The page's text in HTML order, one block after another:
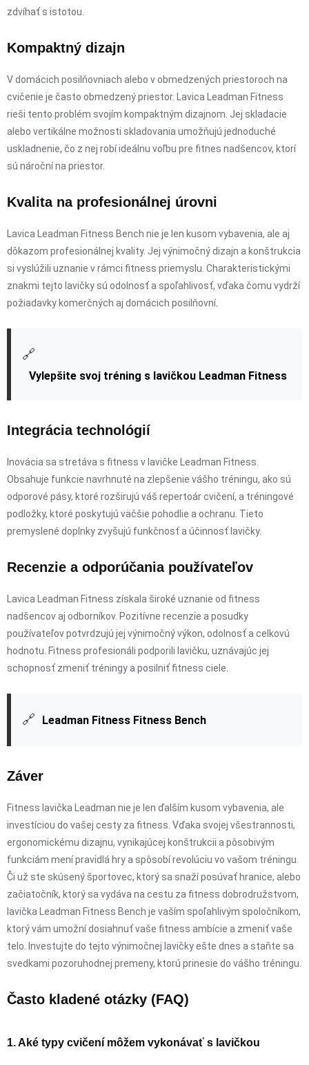
zdvíhať s istotou.
Kompaktný dizajn
V domácich posilňovniach alebo v obmedzených priestoroch na
cvičenie je často obmedzený priestor. Lavica Leadman Fitness
rieši tento problém svojím kompaktným dizajnom. Jej skladacie
alebo vertikálne možnosti skladovania umožňujú jednoduché
uskladnenie, čo z nej robí ideálnu voľbu pre fitnes nadšencov, ktorí
sú nároční na priestor.
Kvalita na profesionálnej úrovni
Lavica Leadman Fitness Bench nie je len kusom vybavenia, ale aj
dôkazom profesionálnej kvality. Jej výnimočný dizajn a konštrukcia
si vyslúžili uznanie v rámci fitness priemyslu. Charakteristickými
znakmi tejto lavičky sú odolnosť a spoľahlivosť, vďaka čomu vydrží
požiadavky komerčných aj domácich posilňovní.
🔗
Vylepšite svoj tréning s lavičkou Leadman Fitness
Integrácia technológií
Inovácia sa stretáva s fitness v lavičke Leadman Fitness.
Obsahuje funkcie navrhnuté na zlepšenie vášho tréningu, ako sú
odporové pásy, ktoré rozširujú váš repertoár cvičení, a tréningové
podložky, ktoré poskytujú väčšie pohodlie a ochranu. Tieto
premyslené doplnky zvyšujú funkčnosť a účinnosť lavičky.
Recenzie a odporúčania používateľov
Lavica Leadman Fitness získala široké uznanie od fitness
nadšencov aj odborníkov. Pozitívne recenzie a posudky
používateľov potvrdzujú jej výnimočný výkon, odolnosť a celkovú
hodnotu. Fitness profesionáli podporili lavičku, uznávajúc jej
schopnosť zmeniť tréningy a posilniť fitness ciele.
🔗 Leadman Fitness Fitness Bench
Záver
Fitness lavička Leadman nie je len ďalším kusom vybavenia, ale
investíciou do vašej cesty za fitness. Vďaka svojej všestrannosti,
ergonomickému dizajnu, vynikajúcej konštrukcii a pôsobivým
funkciám mení pravidlá hry a spôsobí revolúciu vo vašom tréningu.
Či už ste skúsený športovec, ktorý sa snaží posúvať hranice, alebo
začiatočník, ktorý sa vydáva na cestu za fitness dobrodružstvom,
lavička Leadman Fitness Bench je vaším spoľahlivým spoločníkom,
ktorý vám umožní dosiahnuť vaše fitness ambície a zmeniť vaše
telo. Investujte do tejto výnimočnej lavičky ešte dnes a staňte sa
svedkami pozoruhodnej premeny, ktorú prinesie do vášho tréningu.
Často kladené otázky (FAQ)
1. Aké typy cvičení môžem vykonávať s lavičkou